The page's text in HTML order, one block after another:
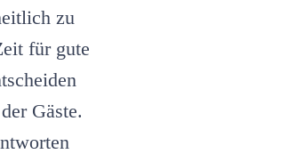
ein
CustomGPT
–
und
warum
für
so
zu
für gute
Gäste.